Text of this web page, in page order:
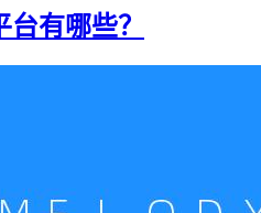
有哪些？